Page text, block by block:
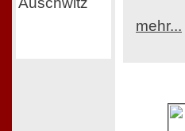
mehr...